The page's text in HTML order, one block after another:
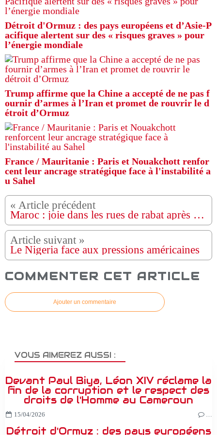
Détroit d'Ormuz : des pays européens et d’Asie-P
acifique alertent sur des « risques graves » pour
l’énergie mondiale
Trump affirme que la Chine a accepté de ne pas f
ournir d’armes à l’Iran et promet de rouvrir le d
étroit d’Ormuz
France / Mauritanie : Paris et Nouakchott renfor
cent leur ancrage stratégique face à l'instabilité a
u Sahel
Maroc : joie dans les rues de rabat après le vote de l’ONU sur le Sahara occidental
Le Nigeria face aux pressions américaines
COMMENTER CET ARTICLE
Ajouter un commentaire
VOUS AIMEREZ AUSSI :
Devant Paul Biya, Léon XIV réclame la
fin de la corruption et le respect des
droits de l'Homme au Cameroun
15/04/2026 …
Détroit d'Ormuz : des pays européens